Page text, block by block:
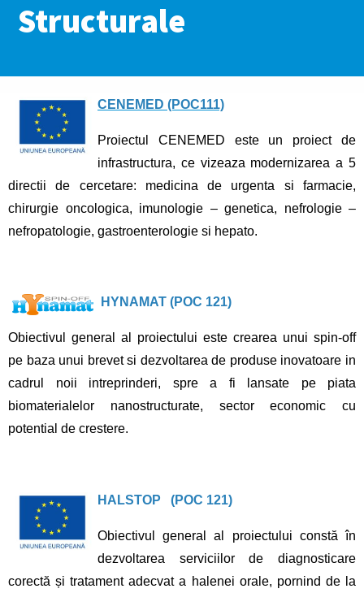
Structurale
CENEMED (POC111)
Proiectul CENEMED este un proiect de
infrastructura, ce vizeaza modernizarea a 5
directii de cercetare: medicina de urgenta si farmacie,
chirurgie oncologica, imunologie – genetica, nefrologie –
nefropatologie, gastroenterologie si hepato.
HYNAMAT (POC 121)
Obiectivul general al proiectului este crearea unui spin-off
pe baza unui brevet si dezvoltarea de produse inovatoare in
cadrul noii intreprinderi, spre a fi lansate pe piata
biomaterialelor nanostructurate, sector economic cu
potential de crestere.
HALSTOP (POC 121)
Obiectivul general al proiectului constă în
dezvoltarea serviciilor de diagnosticare
corectă și tratament adecvat a halenei orale, pornind de la